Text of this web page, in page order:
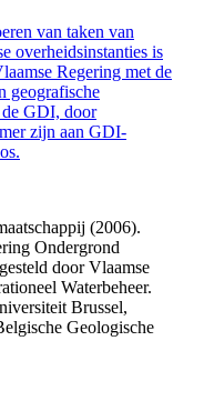
van taken van
overheidsinstanties is
Regering met de
geografische
de GDI, door
zijn aan GDI-
(2006).
Ondergrond
door Vlaamse
Waterbeheer.
Brussel,
Geologische